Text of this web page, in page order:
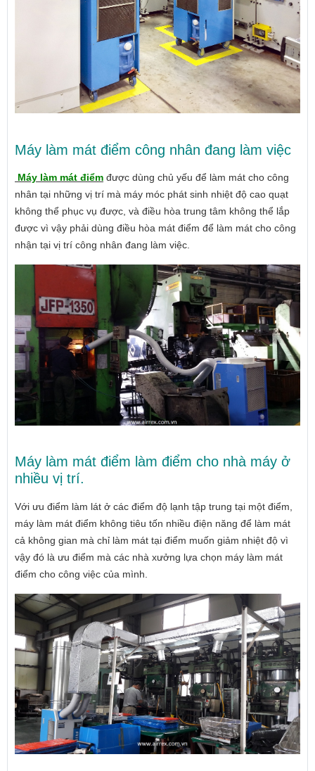
Máy làm mát điểm công nhân đang làm việc
Máy làm mát điểm được dùng chủ yếu để làm mát cho công
nhân tại những vị trí mà máy móc phát sinh nhiệt độ cao quạt
không thể phục vụ được, và điều hòa trung tâm không thể lắp
được vì vậy phải dùng điều hòa mát điểm để làm mát cho công
nhận tại vị trí công nhân đang làm việc.
Máy làm mát điểm làm điểm cho nhà máy ở
nhiều vị trí.
Với ưu điểm làm lát ở các điểm độ lạnh tập trung tại một điểm,
máy làm mát điểm không tiêu tốn nhiều điện năng để làm mát
cả không gian mà chỉ làm mát tại điểm muốn giảm nhiệt độ vì
vậy đó là ưu điểm mà các nhà xưởng lựa chọn máy làm mát
điểm cho công việc của mình.